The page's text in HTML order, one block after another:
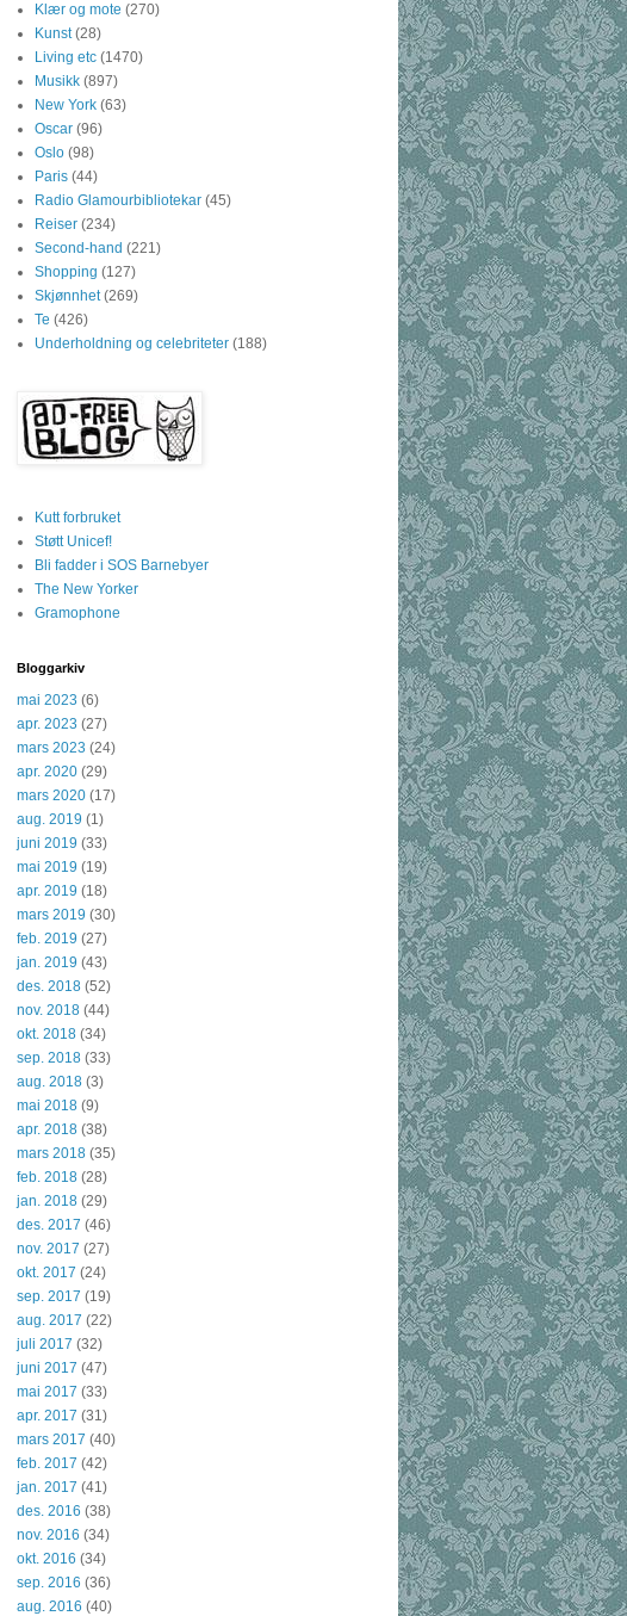
Klær og mote (270)
Kunst (28)
Living etc (1470)
Musikk (897)
New York (63)
Oscar (96)
Oslo (98)
Paris (44)
Radio Glamourbibliotekar (45)
Reiser (234)
Second-hand (221)
Shopping (127)
Skjønnhet (269)
Te (426)
Underholdning og celebriteter (188)
Kutt forbruket
Støtt Unicef!
Bli fadder i SOS Barnebyer
The New Yorker
Gramophone
Bloggarkiv
mai 2023 (6)
apr. 2023 (27)
mars 2023 (24)
apr. 2020 (29)
mars 2020 (17)
aug. 2019 (1)
juni 2019 (33)
mai 2019 (19)
apr. 2019 (18)
mars 2019 (30)
feb. 2019 (27)
jan. 2019 (43)
des. 2018 (52)
nov. 2018 (44)
okt. 2018 (34)
sep. 2018 (33)
aug. 2018 (3)
mai 2018 (9)
apr. 2018 (38)
mars 2018 (35)
feb. 2018 (28)
jan. 2018 (29)
des. 2017 (46)
nov. 2017 (27)
okt. 2017 (24)
sep. 2017 (19)
aug. 2017 (22)
juli 2017 (32)
juni 2017 (47)
mai 2017 (33)
apr. 2017 (31)
mars 2017 (40)
feb. 2017 (42)
jan. 2017 (41)
des. 2016 (38)
nov. 2016 (34)
okt. 2016 (34)
sep. 2016 (36)
aug. 2016 (40)